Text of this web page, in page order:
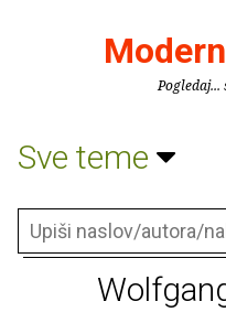
Pogledaj...
Sve teme